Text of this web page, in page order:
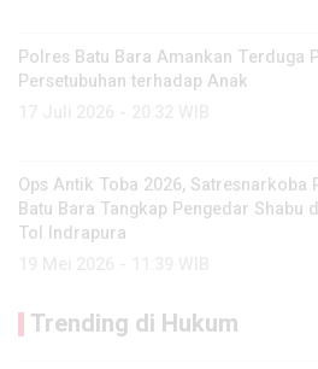
Polres Batu Bara Amankan Terduga
Persetubuhan terhadap Anak
Ops Antik Toba 2026, Satresnarkoba
Batu Bara Tangkap Pengedar Shabu
Tol Indrapura
Trending di Hukum